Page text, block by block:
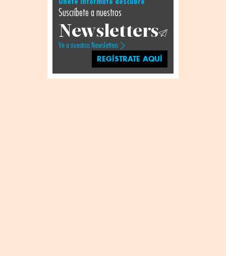
Únete infórmate descubre
Suscríbete a nuestros
Newsletters
Ve a nuestros Newsletters
REGÍSTRATE AQUÍ